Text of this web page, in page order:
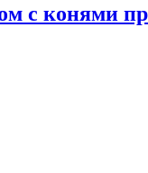
с конями